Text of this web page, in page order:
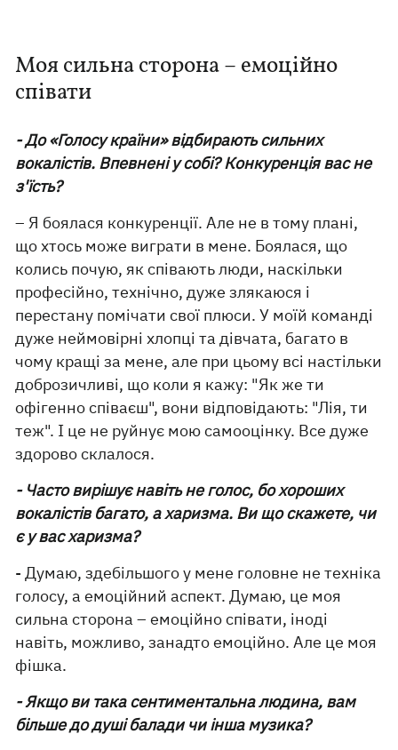
Моя сильна сторона – емоційно
співати
- До «Голосу країни» відбирають сильних
вокалістів. Впевнені у собі? Конкуренція вас не
з'їсть?
– Я боялася конкуренції. Але не в тому плані,
що хтось може виграти в мене. Боялася, що
колись почую, як співають люди, наскільки
професійно, технічно, дуже злякаюся і
перестану помічати свої плюси. У моїй команді
дуже неймовірні хлопці та дівчата, багато в
чому кращі за мене, але при цьому всі настільки
доброзичливі, що коли я кажу: "Як же ти
офігенно співаєш", вони відповідають: "Лія, ти
теж". І це не руйнує мою самооцінку. Все дуже
здорово склалося.
- Часто вирішує навіть не голос, бо хороших
вокалістів багато, а харизма. Ви що скажете, чи
є у вас харизма?
- Думаю, здебільшого у мене головне не техніка
голосу, а емоційний аспект. Думаю, це моя
сильна сторона – емоційно співати, іноді
навіть, можливо, занадто емоційно. Але це моя
фішка.
- Якщо ви така сентиментальна людина, вам
більше до душі балади чи інша музика?